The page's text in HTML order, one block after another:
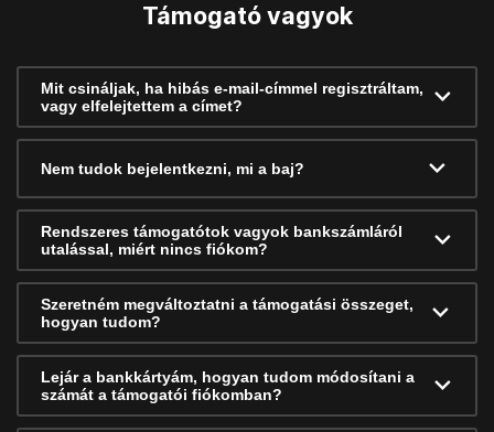
Támogató vagyok
Mit csináljak, ha hibás e-mail-címmel regisztráltam,
vagy elfelejtettem a címet?
Nem tudok bejelentkezni, mi a baj?
Rendszeres támogatótok vagyok bankszámláról
utalással, miért nincs fiókom?
Szeretném megváltoztatni a támogatási összeget,
hogyan tudom?
Lejár a bankkártyám, hogyan tudom módosítani a
számát a támogatói fiókomban?